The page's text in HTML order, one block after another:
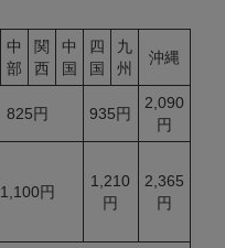
中
部
関
西
中
国
四
国
九
州
沖縄
825円 935円
2,090
円
1,100円
1,210
円
2,365
円